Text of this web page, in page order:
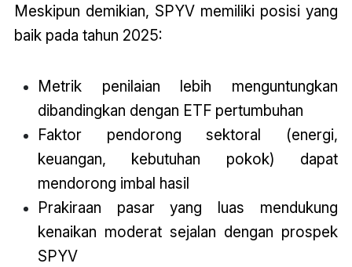
Meskipun demikian, SPYV memiliki posisi yang
baik pada tahun 2025:
Metrik penilaian lebih menguntungkan
dibandingkan dengan ETF pertumbuhan
Faktor pendorong sektoral (energi,
keuangan, kebutuhan pokok) dapat
mendorong imbal hasil
Prakiraan pasar yang luas mendukung
kenaikan moderat sejalan dengan prospek
SPYV